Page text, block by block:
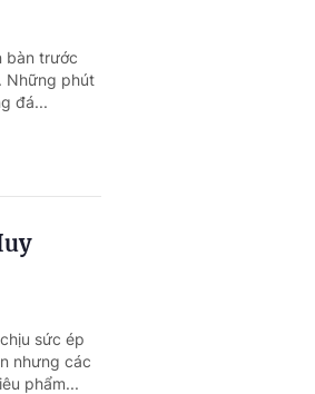
bàn trước
Những phút
đá...
sức ép
nhưng các
phẩm...